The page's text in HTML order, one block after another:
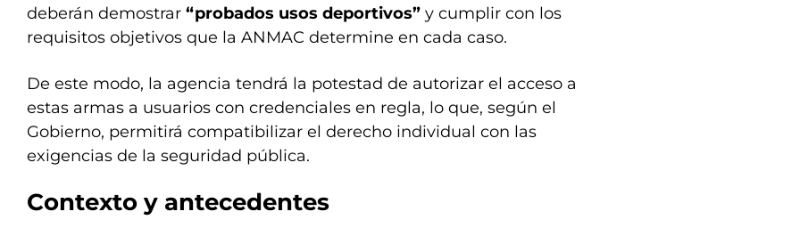
deberán demostrar “probados usos deportivos” y cumplir con los
requisitos objetivos que la ANMAC determine en cada caso.
De este modo, la agencia tendrá la potestad de autorizar el acceso a
estas armas a usuarios con credenciales en regla, lo que, según el
Gobierno, permitirá compatibilizar el derecho individual con las
exigencias de la seguridad pública.
Contexto y antecedentes